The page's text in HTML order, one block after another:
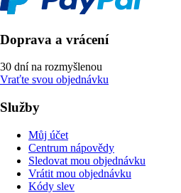
Doprava a vrácení
30 dní na rozmyšlenou
Vraťte svou objednávku
Služby
Můj účet
Centrum nápovědy
Sledovat mou objednávku
Vrátit mou objednávku
Kódy slev